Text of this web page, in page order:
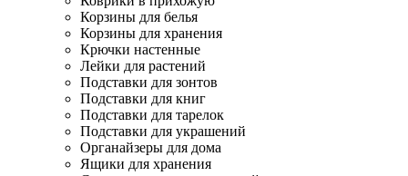
Корзины для белья
Корзины для хранения
Крючки настенные
Лейки для растений
Подставки для зонтов
Подставки для книг
Подставки для тарелок
Подставки для украшений
Органайзеры для дома
Ящики для хранения